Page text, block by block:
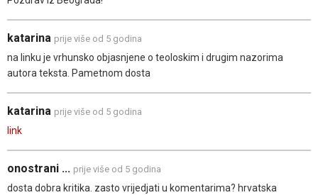
katarina prije više od 5 godina
na linku je vrhunsko objasnjene o teoloskim i drugim nazorima
autora teksta. Pametnom dosta
katarina prije više od 5 godina
link
onostrani ... prije više od 5 godina
dosta dobra kritika. zasto vrijedjati u komentarima? hrvatska